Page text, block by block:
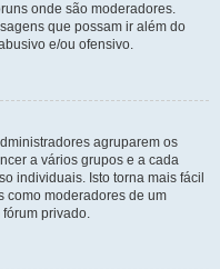
onde são moderadores.
que possam ir além do
e/ou ofensivo.
agruparem os
a vários grupos e a cada
individuais. Isto torna mais fácil
como moderadores de um
privado.